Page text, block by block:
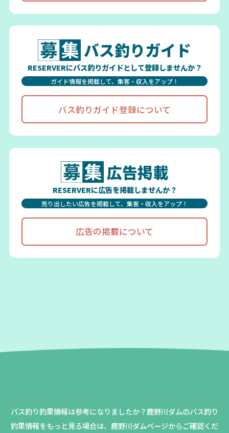
バス釣りガイド
RESERVERにバス釣りガイドとして登録しませんか？
ガイド情報を掲載して、集客・収入をアップ！
バス釣りガイド登録について
広告掲載
RESERVERに広告を掲載しませんか？
売り出したい広告を掲載して、集客・収入をアップ！
広告の掲載について
バス釣り釣果情報は参考になりましたか？鹿野川ダムのバス釣り
釣果情報をもっと見る場合は、鹿野川ダムページからご確認くだ